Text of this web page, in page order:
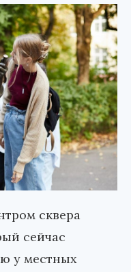
сквера
сейчас
у местных